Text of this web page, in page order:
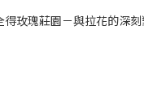
得玫瑰莊園－與拉花的深